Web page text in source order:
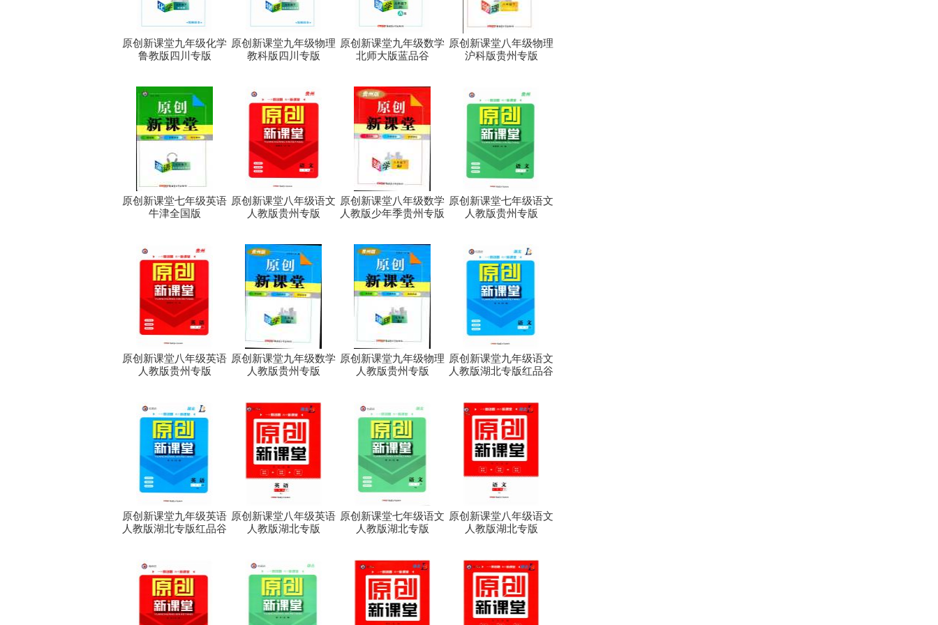
原创新课堂九年级化学
鲁教版四川专版
原创新课堂九年级物理
教科版四川专版
原创新课堂九年级数学
北师大版蓝品谷
原创新课堂八年级物理
沪科版贵州专版
原创新课堂七年级英语
牛津全国版
原创新课堂八年级语文
人教版贵州专版
原创新课堂八年级数学
人教版少年季贵州专版
原创新课堂七年级语文
人教版贵州专版
原创新课堂八年级英语
人教版贵州专版
原创新课堂九年级数学
人教版贵州专版
原创新课堂九年级物理
人教版贵州专版
原创新课堂九年级语文
人教版湖北专版红品谷
原创新课堂九年级英语
人教版湖北专版红品谷
原创新课堂八年级英语
人教版湖北专版
原创新课堂七年级语文
人教版湖北专版
原创新课堂八年级语文
人教版湖北专版